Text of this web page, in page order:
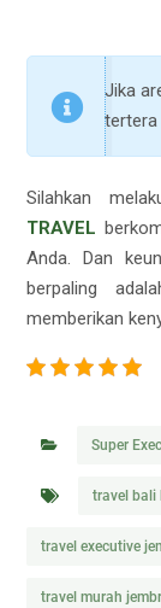
Jika
tertera
Silahkan
TRAVEL
Anda. Dan
berpaling
memberikan
Super
travel bali
travel executive
travel murah